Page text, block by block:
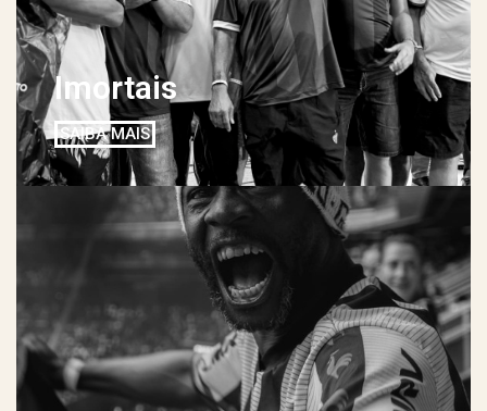
Imortais
SAIBA MAIS